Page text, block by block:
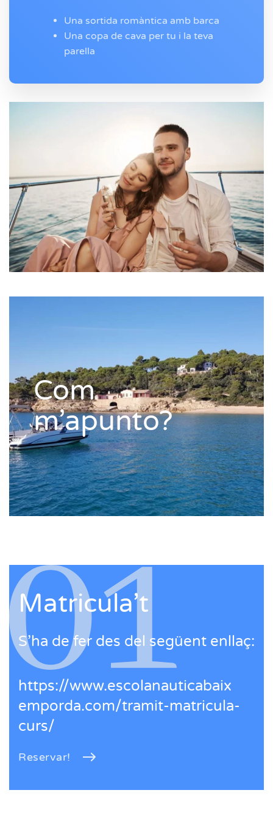
Una sortida romàntica amb barca
Una copa de cava per tu i la teva
parella
Com
m’apunto?
Matricula’t
S’ha de fer des del següent enllaç:
https://www.escolanauticabaix
emporda.com/tramit-matricula-
curs/
Reservar!